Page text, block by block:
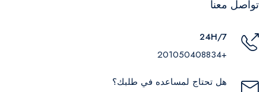
تواصل معنا
24H/7
+201050408834
هل تحتاج لمساعده في طلبك؟